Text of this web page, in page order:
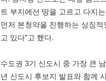
트 부지에선 땅을 고르고 다지
먼저 본청약을 진행하는 상징
고 있다”고 했다.
수도권 3기 신도시 중 가장 큰
년 신도시 후보지 발표와 함께